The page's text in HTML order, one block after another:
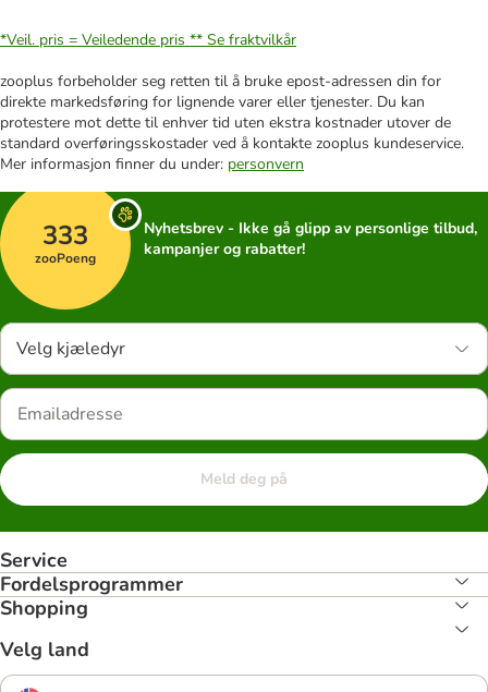
*Veil. pris = Veiledende pris ** Se fraktvilkår
zooplus forbeholder seg retten til å bruke epost-adressen din for
direkte markedsføring for lignende varer eller tjenester. Du kan
protestere mot dette til enhver tid uten ekstra kostnader utover de
standard overføringsskostader ved å kontakte zooplus kundeservice.
Mer informasjon finner du under: personvern
333
zooPoeng
Nyhetsbrev - Ikke gå glipp av personlige tilbud,
kampanjer og rabatter!
Velg kjæledyr
Meld deg på
Service
Fordelsprogrammer
Shopping
Velg land